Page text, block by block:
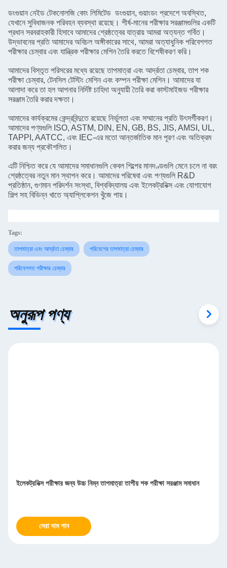
ডংগুয়ান নেইড টেকনোলজি কোং লিমিটেড ডংগুয়ান, গুয়াংডং প্রদেশে অবস্থিত,
যেখানে সুবিধাজনক পরিবহন ব্যবস্থা রয়েছে। শীর্ষ-মানের পরীক্ষার সরঞ্জামগুলির একটি
প্রধান সরবরাহকারী হিসাবে আমাদের শ্রেষ্ঠত্বের যাত্রায় আমরা অত্যন্ত গর্বিত।
উদ্ভাবনের প্রতি আমাদের অবিচল অঙ্গীকারের সাথে, আমরা অত্যাধুনিক পরিবেশগত
পরীক্ষার চেম্বার এবং যান্ত্রিক পরীক্ষার মেশিন তৈরি করতে বিশেষীকরণ করি।
আমাদের বিস্তৃত পরিসরের মধ্যে রয়েছে তাপমাত্রা এবং আর্দ্রতা চেম্বার, তাপ শক
পরীক্ষা চেম্বার, টেনসিল টেস্টিং মেশিন এবং কম্পন পরীক্ষা মেশিন। আমাদের যা
আলাদা করে তা হল আপনার নির্দিষ্ট চাহিদা অনুযায়ী তৈরি করা কাস্টমাইজড পরীক্ষার
সরঞ্জাম তৈরি করার দক্ষতা।
আমাদের কার্যক্রমের কেন্দ্রবিন্দুতে রয়েছে নির্ভুলতা এবং সম্মানের প্রতি উৎসর্গীকরণ।
আমাদের পণ্যগুলি ISO, ASTM, DIN, EN, GB, BS, JIS, AMSI, UL,
TAPPI, AATCC, এবং IEC-এর মতো আন্তর্জাতিক মান পূরণ এবং অতিক্রম
করার জন্য প্রকৌশলিত।
এটি নিশ্চিত করে যে আমাদের সমাধানগুলি কেবল শিল্পের মানদণ্ডগুলি মেনে চলে না বরং
শ্রেষ্ঠত্বের নতুন মান স্থাপন করে। আমাদের পরিষেবা এবং পণ্যগুলি R&D
প্রতিষ্ঠান, গুণমান পরিদর্শন সংস্থা, বিশ্ববিদ্যালয় এবং ইলেকট্রনিক্স এবং যোগাযোগ
শিল্প সহ বিভিন্ন খাতে অ্যাপ্লিকেশন খুঁজে পায়।
Tags:
তাপমাত্রা এবং আর্দ্রতা চেম্বার পরিবেশের তাপমাত্রা চেম্বার
পরিবেশগত পরীক্ষার চেম্বার
অনুরূপ পণ্য
ইলেকট্রনিক্স পরীক্ষার জন্য উচ্চ নিম্ন তাপমাত্রা তাপীয় শক পরীক্ষা সরঞ্জাম সমাধান
সেরা দাম পান